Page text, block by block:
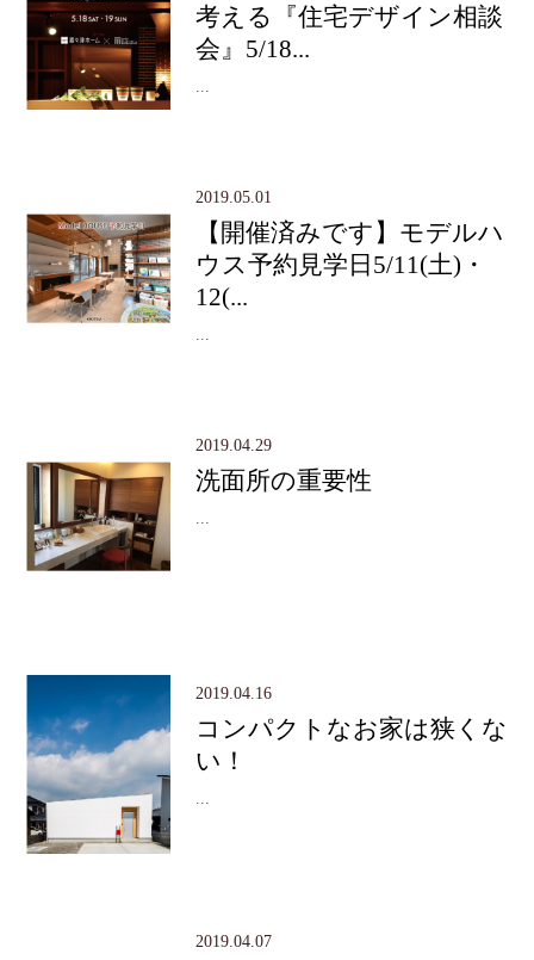
考える『住宅デザイン相談
会』5/18...
2019.05.01
【開催済みです】モデルハ
ウス予約見学日5/11(土)・
12(...
2019.04.29
洗面所の重要性
2019.04.16
コンパクトなお家は狭くな
い！
2019.04.07